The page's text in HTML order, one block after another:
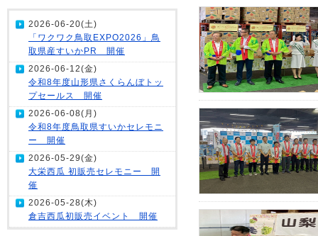
2026-06-20(土)
「ワクワク鳥取EXPO2026」鳥
取県産すいかPR 開催
2026-06-12(金)
令和8年度山形県さくらんぼトッ
プセールス 開催
2026-06-08(月)
令和8年度鳥取県すいかセレモニ
ー 開催
2026-05-29(金)
大栄西瓜 初販売セレモニー 開
催
2026-05-28(木)
倉吉西瓜初販売イベント 開催